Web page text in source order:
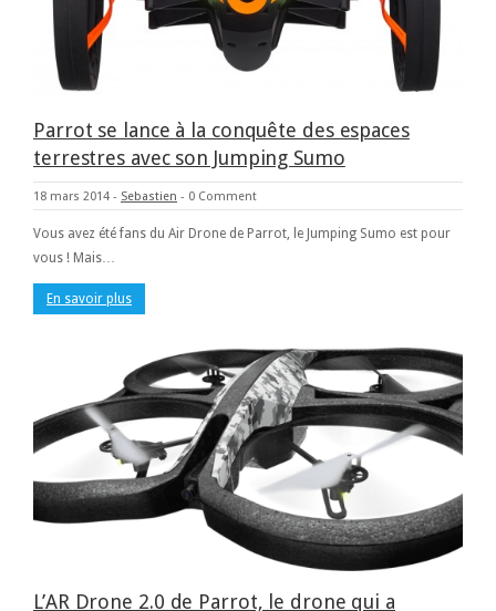
Parrot se lance à la conquête des espaces
terrestres avec son Jumping Sumo
18 mars 2014 - Sebastien - 0 Comment
Vous avez été fans du Air Drone de Parrot, le Jumping Sumo est pour
vous ! Mais…
En savoir plus
L’AR Drone 2.0 de Parrot, le drone qui a